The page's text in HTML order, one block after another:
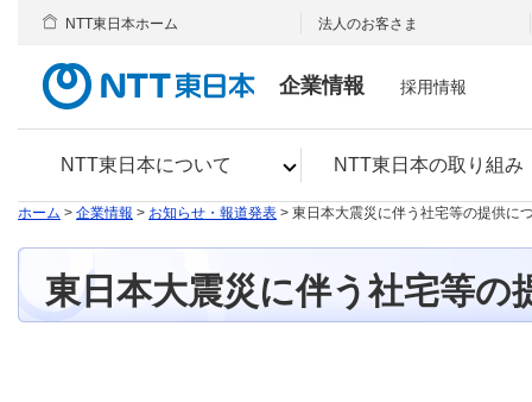
企業情報
NTT東日本について NTT東日本の取り組み
NTT東日本ホーム 法人のお客さま
採用情報
ホーム > 企業情報 > お知らせ・報道発表 > 東日本大震災に伴う社宅等の提供に
東日本大震災に伴う社宅等の